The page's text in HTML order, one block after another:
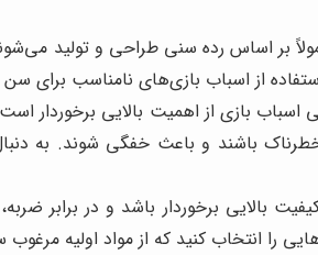
بر اساس رده سنی طراحی و تولید
از اسباب بازی‌های نامناسب
کیفیت بالایی برخوردار باشد و در
را انتخاب کنید که از مواد اولیه